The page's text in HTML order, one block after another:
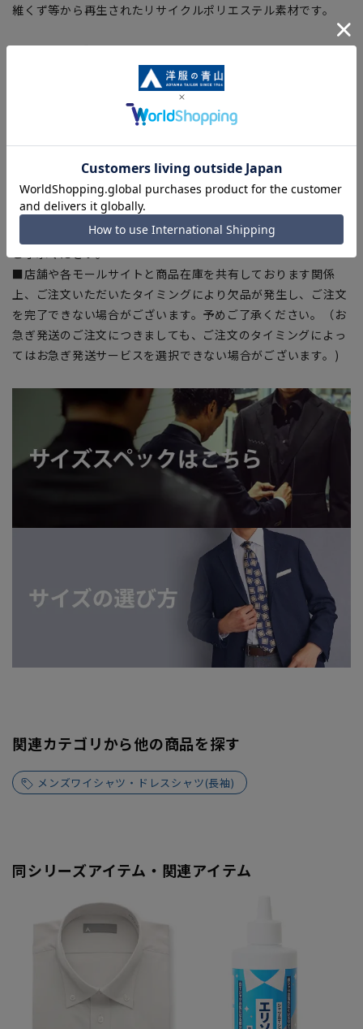
維くず等から再生されたリサイクルポリエステル素材です。
【シルエット】《細め(スリム)》 (当社比)
【商品に関するご注意】
■ゆとり感には個人差があります。サイズ表を確認の上、ご購
入の目安としてご利用ください。
■ブラウザやお使いのモニター環境、室内外等の撮影時の環境
下での光加減により、実際の商品と掲載画像の色味が異なる場
合がございます。
■平置き・メジャーでの採寸の為、素材や仕様等により実際の
商品とサイズ表に若干の誤差が生じる場合がございます。予め
■店舗や各モールサイトと商品在庫を共有しております関係
上、ご注文いただいたタイミングにより欠品が発生し、ご注文
を完了できない場合がございます。予めご了承ください。（お
急ぎ発送のご注文につきましても、ご注文のタイミングによっ
てはお急ぎ発送サービスを選択できない場合がございます。)
関連カテゴリから他の商品を探す
メンズワイシャツ・ドレスシャツ(長袖)
同シリーズアイテム・関連アイテム